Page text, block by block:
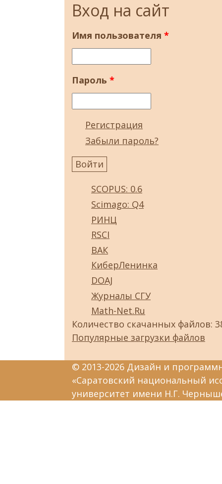
Вход на сайт
Имя пользователя *
Пароль *
Регистрация
Забыли пароль?
SCOPUS: 0.6
Scimago: Q4
РИНЦ
RSCI
ВАК
КиберЛенинка
DOAJ
Журналы СГУ
Math-Net.Ru
Количество скачанных файлов:
Популярные загрузки файлов
© 2013-2026 Дизайн и
«Саратовский национальный
университет имени Н.Г.